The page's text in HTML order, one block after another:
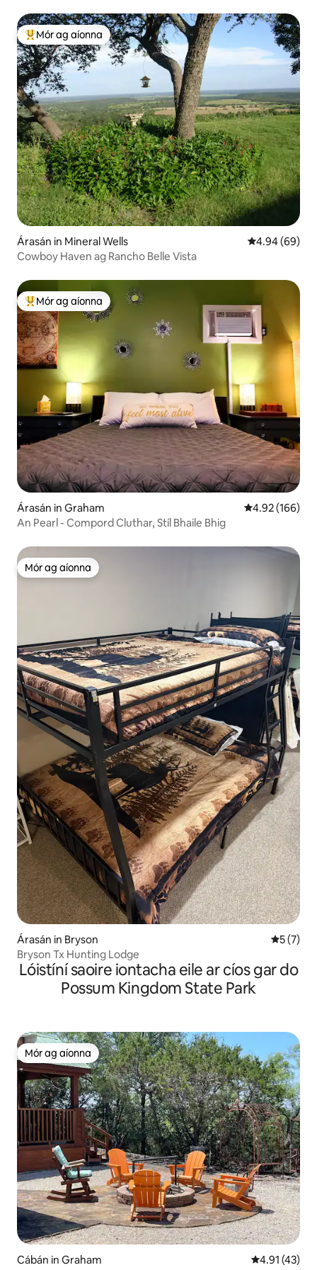
An-mhór ag aíonna
Mór ag aíonna
Árasán in Mineral Wells Meánrátáil
4.94 (69)
Cowboy Haven ag Rancho Belle Vista
An-mhór ag aíonna
Mór ag aíonna
Árasán in Graham Meánrátáil
4.92 (166)
An Pearl - Compord Cluthar, Stíl Bhaile Bhig
Mór ag aíonna
Mór ag aíonna
Árasán in Bryson
5 (7)
Bryson Tx Hunting Lodge
Lóistíní saoire iontacha eile ar cíos gar do
Possum Kingdom State Park
Mór ag aíonna
Mór ag aíonna
Cábán in Graham Meánrátáil
4.91 (43)